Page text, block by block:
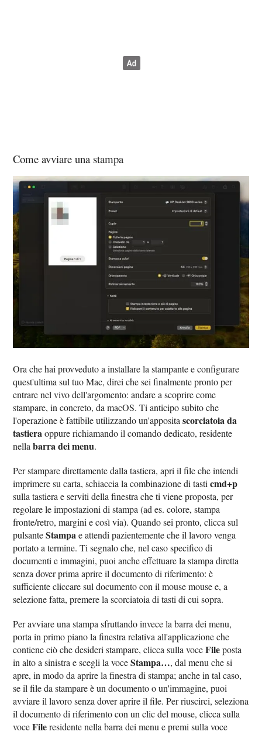
Come avviare una stampa
Ora che hai provveduto a installare la stampante e configurare
quest'ultima sul tuo Mac, direi che sei finalmente pronto per
entrare nel vivo dell'argomento: andare a scoprire come
stampare, in concreto, da macOS. Ti anticipo subito che
l'operazione è fattibile utilizzando un'appositascorciatoia da
tastieraoppure richiamando il comando dedicato, residente
nellabarra dei menu.
Per stampare direttamente dalla tastiera, apri il file che intendi
imprimere su carta, schiaccia la combinazione di tasticmd+p
sulla tastiera e serviti della finestra che ti viene proposta, per
regolare le impostazioni di stampa (ad es. colore, stampa
fronte/retro, margini e così via). Quando sei pronto, clicca sul
pulsanteStampae attendi pazientemente che il lavoro venga
portato a termine. Ti segnalo che, nel caso specifico di
documenti e immagini, puoi anche effettuare la stampa diretta
senza dover prima aprire il documento di riferimento: è
sufficiente cliccare sul documento con il mouse mouse e, a
selezione fatta, premere la scorciatoia di tasti di cui sopra.
Per avviare una stampa sfruttando invece la barra dei menu,
porta in primo piano la finestra relativa all'applicazione che
contiene ciò che desideri stampare, clicca sulla voceFileposta
in alto a sinistra e scegli la voceStampa…, dal menu che si
apre, in modo da aprire la finestra di stampa; anche in tal caso,
se il file da stampare è un documento o un'immagine, puoi
avviare il lavoro senza dover aprire il file. Per riuscirci, seleziona
il documento di riferimento con un clic del mouse, clicca sulla
voceFileresidente nella barra dei menu e premi sulla voce